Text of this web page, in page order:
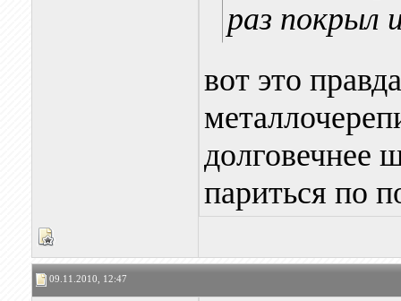
раз покрыл
вот это
долговечнее
париться по
09.11.2010, 12:47